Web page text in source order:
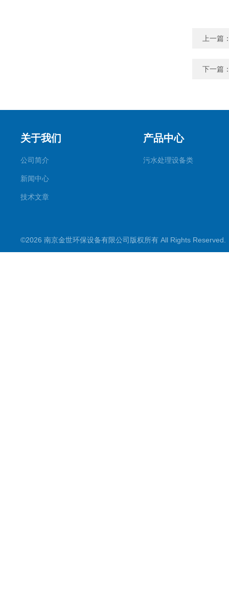
上一篇
下一篇
关于我们
公司简介
新闻中心
技术文章
产品中心
污水处理设备类
©2026 南京金世环保设备有限公司版权所有 All Rights